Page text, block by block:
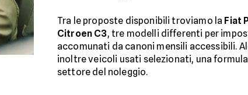
Tra le proposte disponibili troviamo la Fiat
Citroen C3, tre modelli differenti per
accomunati da canoni mensili accessibili.
inoltre veicoli usati selezionati, una formula
settore del noleggio.